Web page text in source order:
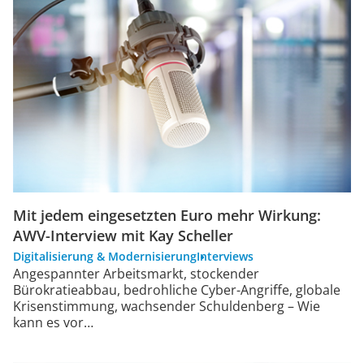
Mit jedem eingesetzten Euro mehr Wirkung:
AWV-Interview mit Kay Scheller
Digitalisierung & ModernisierungInterviews
Angespannter Arbeitsmarkt, stockender
Bürokratieabbau, bedrohliche Cyber-Angriffe, globale
Krisenstimmung, wachsender Schuldenberg – Wie
kann es vor…